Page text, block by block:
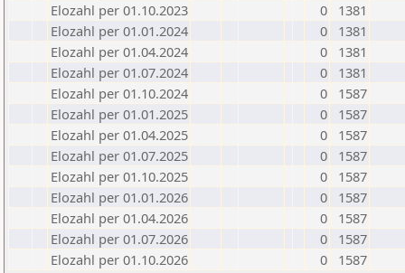
Elozahl per 01.10.2023
0
1381
Elozahl per 01.01.2024
0
1381
Elozahl per 01.04.2024
0
1381
Elozahl per 01.07.2024
0
1381
Elozahl per 01.10.2024
0
1587
Elozahl per 01.01.2025
0
1587
Elozahl per 01.04.2025
0
1587
Elozahl per 01.07.2025
0
1587
Elozahl per 01.10.2025
0
1587
Elozahl per 01.01.2026
0
1587
Elozahl per 01.04.2026
0
1587
Elozahl per 01.07.2026
0
1587
Elozahl per 01.10.2026
0 1587